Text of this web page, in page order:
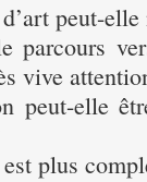
peut-
parcours
vive
peut-elle
plus